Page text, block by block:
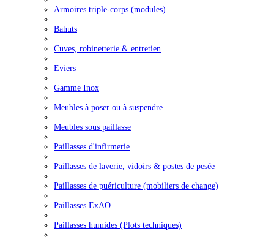
Armoires triple-corps (modules)
Bahuts
Cuves, robinetterie & entretien
Eviers
Gamme Inox
Meubles à poser ou à suspendre
Meubles sous paillasse
Paillasses d'infirmerie
Paillasses de laverie, vidoirs & postes de pesée
Paillasses de puériculture (mobiliers de change)
Paillasses ExAO
Paillasses humides (Plots techniques)